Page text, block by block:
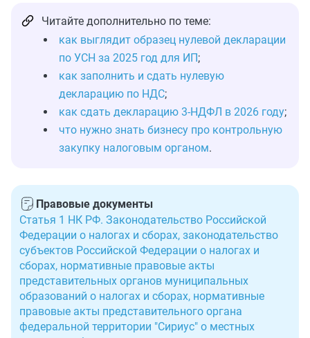
Читайте дополнительно по теме:
как выглядит образец нулевой декларации
по УСН за 2025 год для ИП;
как заполнить и сдать нулевую
декларацию по НДС;
как сдать декларацию 3-НДФЛ в 2026 году;
что нужно знать бизнесу про контрольную
закупку налоговым органом.
Правовые документы
Статья 1 НК РФ. Законодательство Российской
Федерации о налогах и сборах, законодательство
субъектов Российской Федерации о налогах и
сборах, нормативные правовые акты
представительных органов муниципальных
образований о налогах и сборах, нормативные
правовые акты представительного органа
федеральной территории "Сириус" о местных